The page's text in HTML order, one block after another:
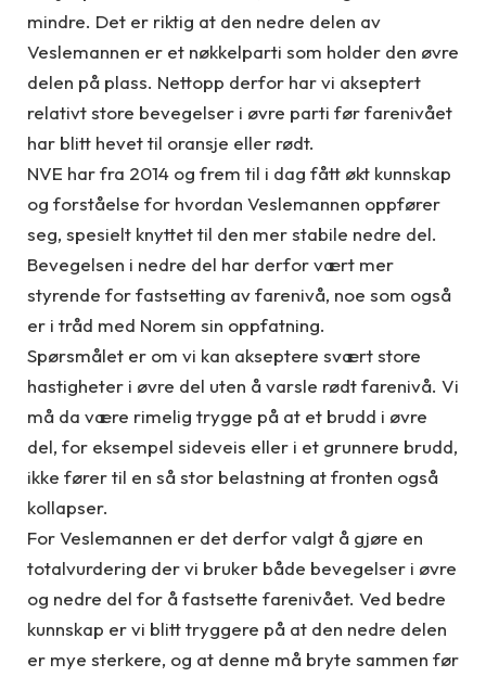
mindre. Det er riktig at den nedre delen av
Veslemannen er et nøkkelparti som holder den øvre
delen på plass. Nettopp derfor har vi akseptert
relativt store bevegelser i øvre parti før farenivået
har blitt hevet til oransje eller rødt.
NVE har fra 2014 og frem til i dag fått økt kunnskap
og forståelse for hvordan Veslemannen oppfører
seg, spesielt knyttet til den mer stabile nedre del.
Bevegelsen i nedre del har derfor vært mer
styrende for fastsetting av farenivå, noe som også
er i tråd med Norem sin oppfatning.
Spørsmålet er om vi kan akseptere svært store
hastigheter i øvre del uten å varsle rødt farenivå. Vi
må da være rimelig trygge på at et brudd i øvre
del, for eksempel sideveis eller i et grunnere brudd,
ikke fører til en så stor belastning at fronten også
kollapser.
For Veslemannen er det derfor valgt å gjøre en
totalvurdering der vi bruker både bevegelser i øvre
og nedre del for å fastsette farenivået. Ved bedre
kunnskap er vi blitt tryggere på at den nedre delen
er mye sterkere, og at denne må bryte sammen før